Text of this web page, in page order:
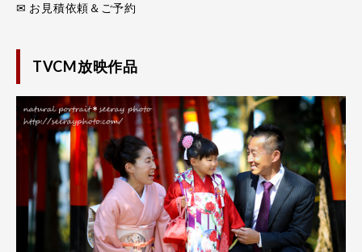
✉ お見積依頼＆ご予約
TVCM放映作品